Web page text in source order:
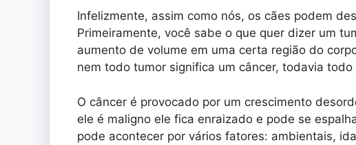
Infelizmente, assim como nós, os cães podem
Primeiramente, você sabe o que quer dizer um
aumento de volume em uma certa região do
nem todo tumor significa um câncer, todavia
O câncer é provocado por um crescimento
ele é maligno ele fica enraizado e pode se
pode acontecer por vários fatores: ambientais,